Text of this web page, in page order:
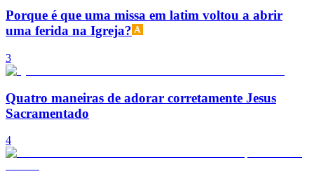
Porque é que uma missa em latim voltou a abrir
uma ferida na Igreja?
3
Quatro maneiras de adorar corretamente Jesus
Sacramentado
4